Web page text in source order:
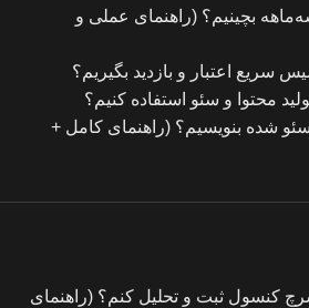
بچینیم؟ (راهنمای عملی و
سریع اعتبار و بازدید بگیریم؟
شده بنویسیم؟ (راهنمای کامل +
کنسول ثبت و تحلیل کنم؟ (راهنمای